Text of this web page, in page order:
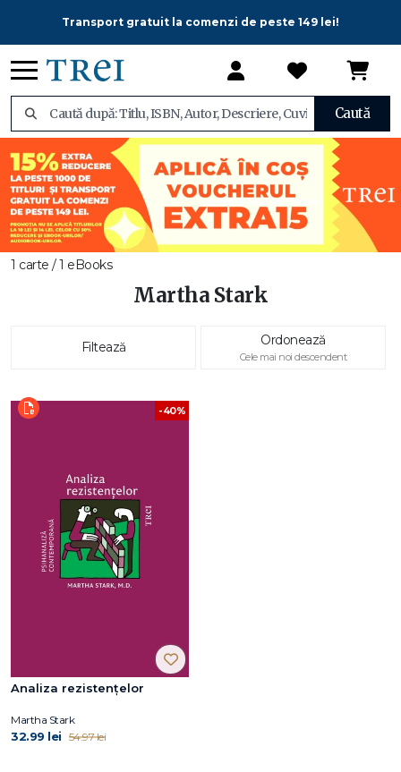
Transport gratuit la comenzi de peste 149 lei!
Caută
1 carte / 1 eBooks
Martha Stark
Filtează Ordonează
Cele mai noi descendent
-40%
Analiza rezistențelor
Martha Stark
32.99 lei 54.97 lei